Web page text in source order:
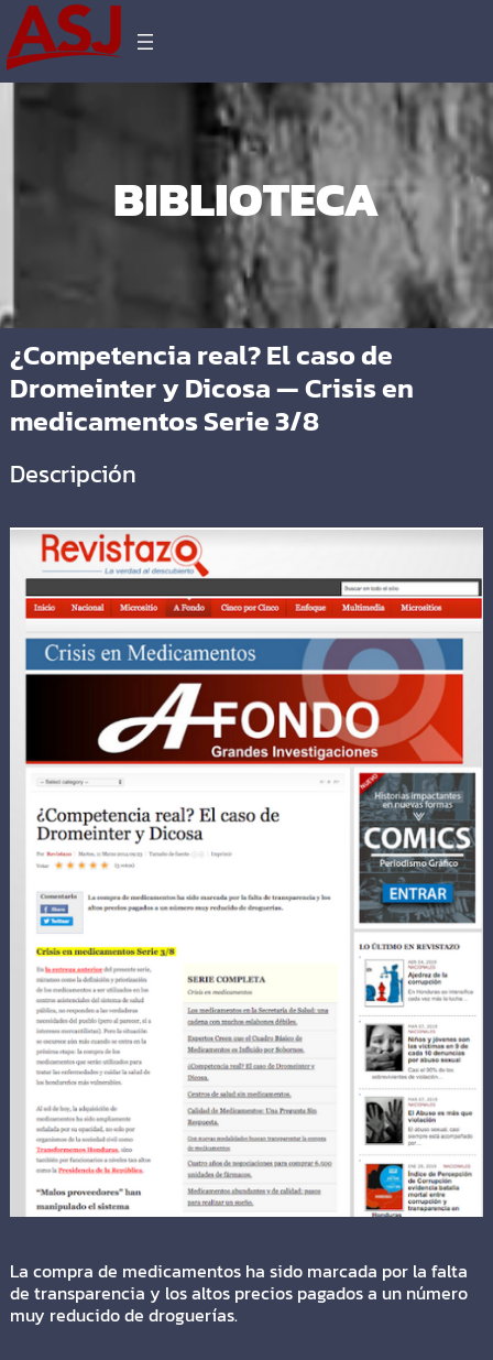
BIBLIOTECA
¿Competencia real? El caso de
Dromeinter y Dicosa — Crisis en
medicamentos Serie 3/8
Descripción
La compra de medicamentos ha sido marcada por la falta
de transparencia y los altos precios pagados a un número
muy reducido de droguerías.